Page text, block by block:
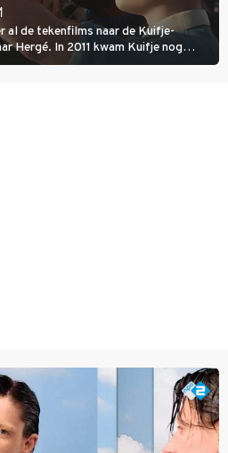
al de tekenfilms naar de Kuifje-
Hergé. In 2011 kwam Kuifje nog
of Tintin van Steven Spielberg.